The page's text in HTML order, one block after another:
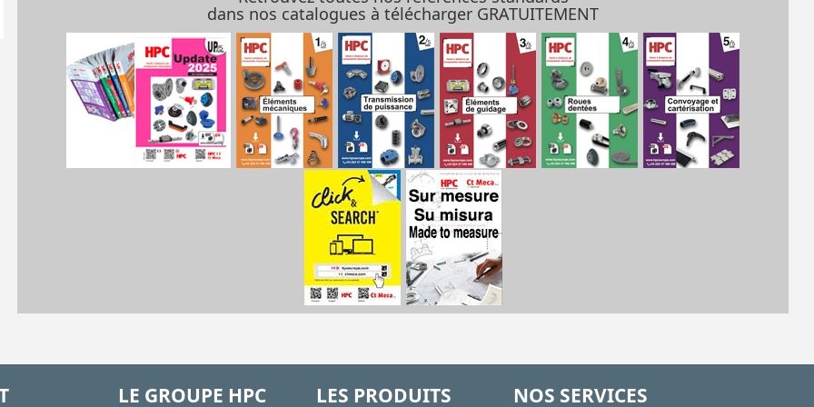
dans nos catalogues à télécharger GRATUITEMENT
LE GROUPE HPC LES PRODUITS NOS SERVICES